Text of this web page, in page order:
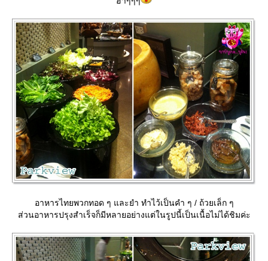
อาหารไทยพวกทอด ๆ และยำ ทำไว้เป็นคำ ๆ / ถ้วยเล็ก ๆ
ส่วนอาหารปรุงสำเร็จก็มีหลายอย่างแต่ในรูปนี้เป็นเนื้อไม่ได้ชิมค่ะ